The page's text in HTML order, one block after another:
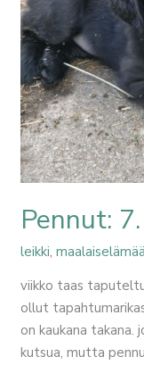
Pennut:
leikki,
viikko taas
ollut
on kaukana takana.
kutsua, mutta